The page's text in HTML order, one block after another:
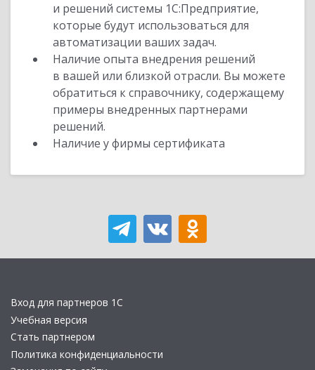
и решений системы 1С:Предприятие,
которые будут использоваться для
автоматизации ваших задач.
Наличие опыта внедрения решений
в вашей или близкой отрасли. Вы можете
обратиться к справочнику, содержащему
примеры внедренных партнерами
решений.
Наличие у фирмы сертификата
Вход для партнеров 1С
Учебная версия
Стать партнером
Политика конфиденциальности